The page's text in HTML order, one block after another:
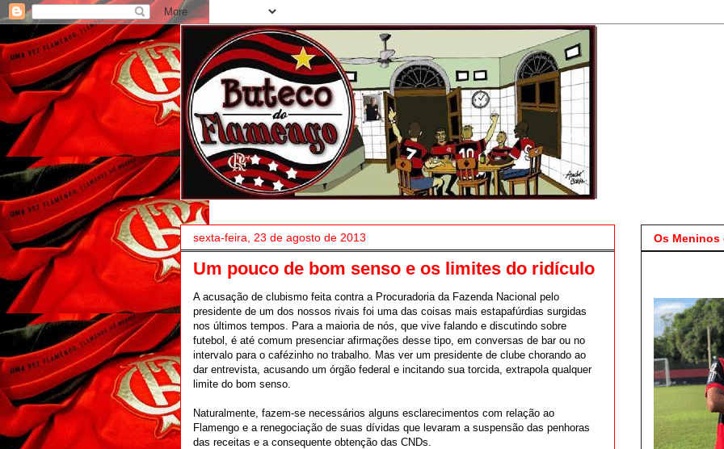
sexta-feira, 23 de agosto de 2013
Um pouco de bom senso e os limites do ridículo
A acusação de clubismo feita contra a Procuradoria da Fazenda Nacional pelo
presidente de um dos nossos rivais foi uma das coisas mais estapafúrdias surgidas
nos últimos tempos. Para a maioria de nós, que vive falando e discutindo sobre
futebol, é até comum presenciar afirmações desse tipo, em conversas de bar ou no
intervalo para o cafézinho no trabalho. Mas ver um presidente de clube chorando ao
dar entrevista, acusando um órgão federal e incitando sua torcida, extrapola qualquer
limite do bom senso.
Naturalmente, fazem-se necessários alguns esclarecimentos com relação ao
Flamengo e a renegociação de suas dívidas que levaram a suspensão das penhoras
das receitas e a consequente obtenção das CNDs.
Os